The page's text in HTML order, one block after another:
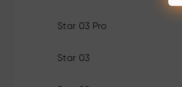
Star 03 Pro
Star 03